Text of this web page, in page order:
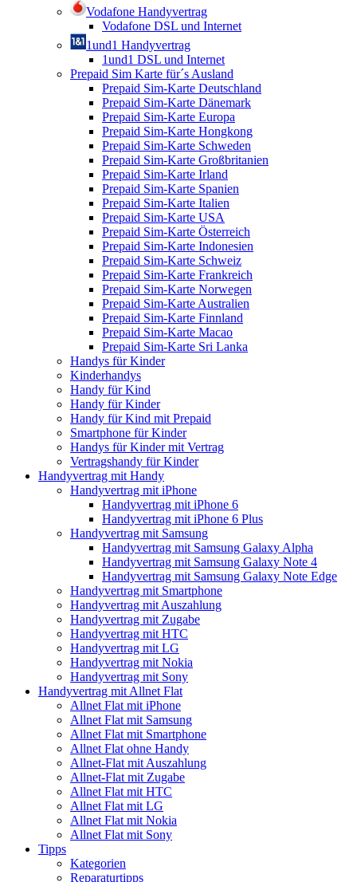
Vodafone Handyvertrag
Vodafone DSL und Internet
1und1 Handyvertrag
1und1 DSL und Internet
Prepaid Sim Karte für´s Ausland
Prepaid Sim-Karte Deutschland
Prepaid Sim-Karte Dänemark
Prepaid Sim-Karte Europa
Prepaid Sim-Karte Hongkong
Prepaid Sim-Karte Schweden
Prepaid Sim-Karte Großbritanien
Prepaid Sim-Karte Irland
Prepaid Sim-Karte Spanien
Prepaid Sim-Karte Italien
Prepaid Sim-Karte USA
Prepaid Sim-Karte Österreich
Prepaid Sim-Karte Indonesien
Prepaid Sim-Karte Schweiz
Prepaid Sim-Karte Frankreich
Prepaid Sim-Karte Norwegen
Prepaid Sim-Karte Australien
Prepaid Sim-Karte Finnland
Prepaid Sim-Karte Macao
Prepaid Sim-Karte Sri Lanka
Handys für Kinder
Kinderhandys
Handy für Kind
Handy für Kinder
Handy für Kind mit Prepaid
Smartphone für Kinder
Handys für Kinder mit Vertrag
Vertragshandy für Kinder
Handyvertrag mit Handy
Handyvertrag mit iPhone
Handyvertrag mit iPhone 6
Handyvertrag mit iPhone 6 Plus
Handyvertrag mit Samsung
Handyvertrag mit Samsung Galaxy Alpha
Handyvertrag mit Samsung Galaxy Note 4
Handyvertrag mit Samsung Galaxy Note Edge
Handyvertrag mit Smartphone
Handyvertrag mit Auszahlung
Handyvertrag mit Zugabe
Handyvertrag mit HTC
Handyvertrag mit LG
Handyvertrag mit Nokia
Handyvertrag mit Sony
Handyvertrag mit Allnet Flat
Allnet Flat mit iPhone
Allnet Flat mit Samsung
Allnet Flat mit Smartphone
Allnet Flat ohne Handy
Allnet-Flat mit Auszahlung
Allnet-Flat mit Zugabe
Allnet Flat mit HTC
Allnet Flat mit LG
Allnet Flat mit Nokia
Allnet Flat mit Sony
Tipps
Kategorien
Reparaturtipps